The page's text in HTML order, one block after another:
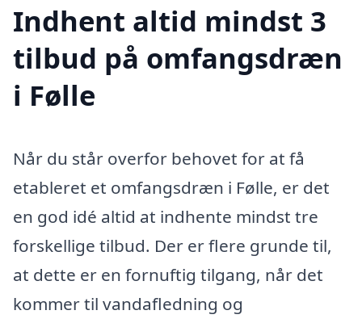
Indhent altid mindst 3
tilbud på omfangsdræn
i Følle
Når du står overfor behovet for at få
etableret et omfangsdræn i Følle, er det
en god idé altid at indhente mindst tre
forskellige tilbud. Der er flere grunde til,
at dette er en fornuftig tilgang, når det
kommer til vandafledning og